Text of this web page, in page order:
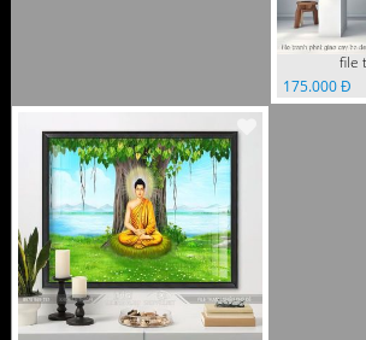
175.000 Đ